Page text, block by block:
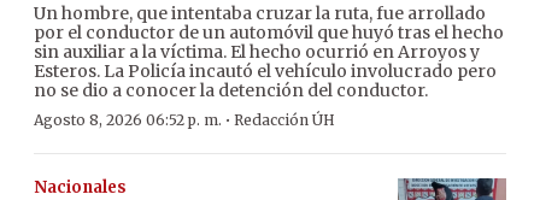
Un hombre, que intentaba cruzar la ruta, fue arrollado
por el conductor de un automóvil que huyó tras el hecho
sin auxiliar a la víctima. El hecho ocurrió en Arroyos y
Esteros. La Policía incautó el vehículo involucrado pero
no se dio a conocer la detención del conductor.
Agosto 8, 2026 06:52 p. m. · Redacción ÚH
Nacionales